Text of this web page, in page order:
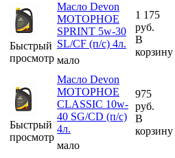
Быстрый
просмотр
Масло Devon
МОТОРНОЕ
SPRINT 5w-30
SL/CF (п/с) 4л.
мало
1 175
руб.
В
корзину
Быстрый
просмотр
Масло Devon
МОТОРНОЕ
CLASSIC 10w-
40 SG/CD (п/с)
4л.
мало
975
руб.
В
корзину